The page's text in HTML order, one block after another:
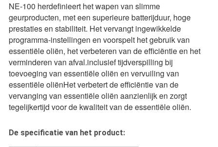
NE-100 herdefinieert het wapen van slimme
geurproducten, met een superieure batterijduur, hoge
prestaties en stabiliteit. Het vervangt ingewikkelde
programma-instellingen en voorspelt het gebruik van
essentiële oliën, het verbeteren van de efficiëntie en het
verminderen van afval.inclusief tijdverspilling bij
toevoeging van essentiële oliën en vervuiling van
essentiële oliënHet verbetert de efficiëntie van de
vervanging van essentiële oliën aanzienlijk en zorgt
tegelijkertijd voor de kwaliteit van de essentiële oliën.
De specificatie van het product: